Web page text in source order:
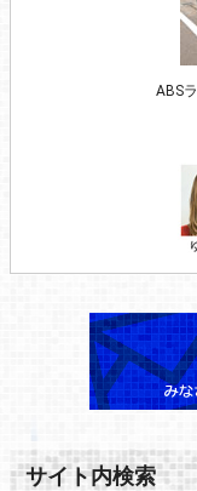
ABS
サイト内検索